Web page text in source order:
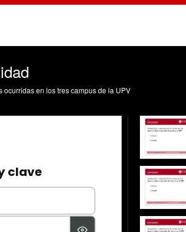
en los tres campus de la UPV